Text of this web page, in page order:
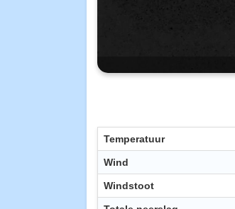
Temperatuur
Wind
Windstoot